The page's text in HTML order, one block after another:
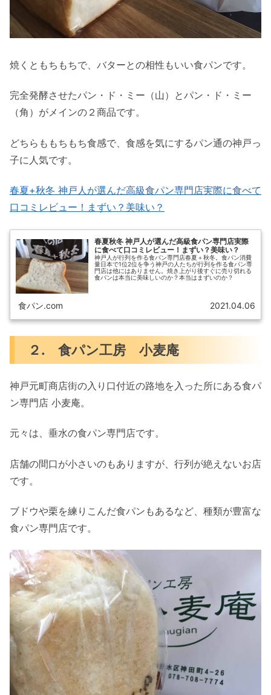
焼くともちもちで、バターとの相性もいい食パンです。
完全発酵させたパン・ド・ミー（山）とパン・ド・ミー
（角）がメインの２商品です。
どちらももちもち食感で、食感を気にするパン通の神戸っ
子に人気です。
春夏+秋冬 神戸人が選んだ高級食パン専門店実際に食べて
口コミレビュー！まずい？美味い？
春夏秋冬 神戸人が選んだ高級食パン専門店実際
に食べて口コミレビュー！まずい？美味い？
神戸人が行列を作る食パン専門店春夏＋秋冬。食パン消費
量日本で1位2位を争う神戸の人たちが行列を作る食パン専
門店は他にはありません。焼き上がり後すぐに売り切れる
食パンは本当に美味しいのか？本当はまずいのか？
食パン.com 2021.04.06
２. 食パン工房 小麦庵
神戸元町商店街の入り口付近の路地を入った所にある食パ
ン専門店 小麦庵。
元々は、垂水の食パン専門店です。
店舗の間口が小さいのもありますが、行列が絶えないお店
です。
ブドウや栗を練りこんだ食パンもあるなど、種類が豊富な
食パン専門店です。